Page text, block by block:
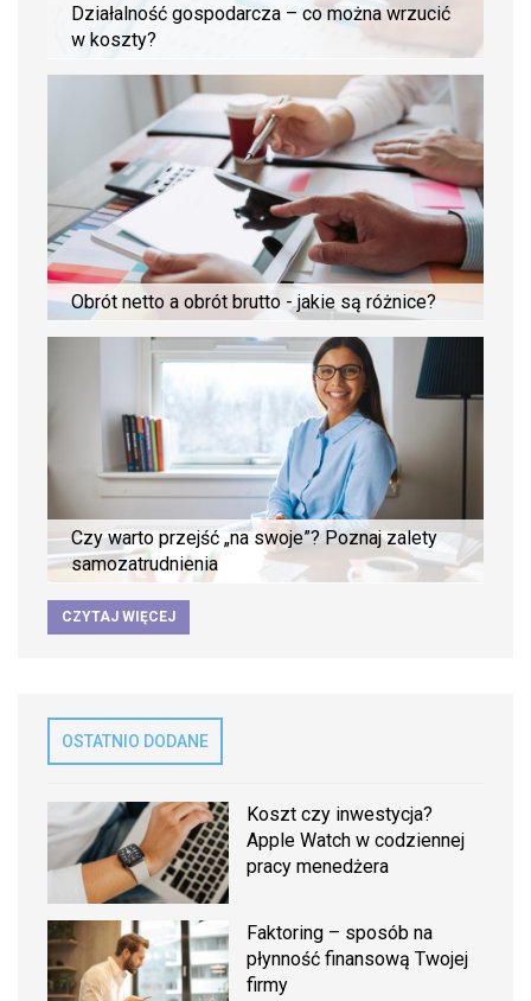
Działalność gospodarcza – co można wrzucić
w koszty?
Obrót netto a obrót brutto - jakie są różnice?
Czy warto przejść „na swoje”? Poznaj zalety
samozatrudnienia
CZYTAJ WIĘCEJ
OSTATNIO DODANE
Koszt czy inwestycja?
Apple Watch w codziennej
pracy menedżera
Faktoring – sposób na
płynność finansową Twojej
firmy